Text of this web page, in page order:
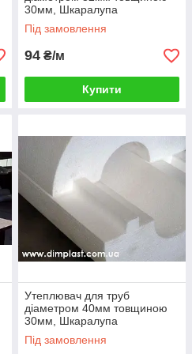
С-35
труб фольгований
пінопласт ПСБ-
технологічні
якість роблять
30мм, Шкаралупа
СКП323035 пінопласт ПСБ-
С-35
Під замовлення
94 ₴/м
Купити
Утеплювач для труб
діаметром 40мм товщиною
30мм, Шкаралупа
СКП403035 пінопласт ПСБ-
С-35
Під замовлення